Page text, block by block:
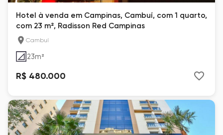
Hotel à venda em Campinas, Cambuí, com 1 quarto,
com 23 m², Radisson Red Campinas
Cambuí
23m²
R$ 480.000